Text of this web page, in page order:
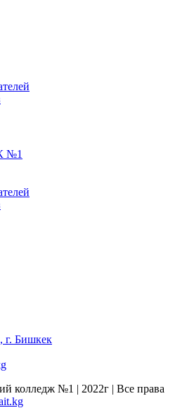
№1
г. Бишкек
колледж №1 | 2022г | Все права